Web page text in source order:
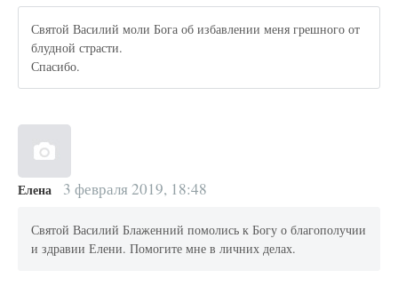
Святой Василий моли Бога об избавлении меня грешного от
блудной страсти.
Спасибо.
Елена 3 февраля 2019, 18:48
Святой Василий Блаженний помолись к Богу о благополучии
и здравии Елени. Помогите мне в личних делах.